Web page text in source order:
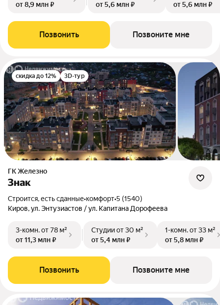
от 8,9 млн ₽
от 5,6 млн ₽
от 5,6 млн ₽
Позвонить Позвоните мне
скидка до 12% 3D-тур
ГК Железно
Знак
Строится, есть сданные•комфорт•5 (1540)
Киров, ул. Энтузиастов / ул. Капитана Дорофеева
3-комн.от 78 м²
от 11,3 млн ₽
Студииот 30 м²
от 5,4 млн ₽
1-комн.от 33 м²
от 5,8 млн ₽
Позвонить Позвоните мне